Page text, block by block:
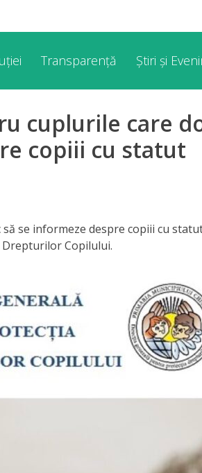
Transparență Știri și
cuplurile care
copiii cu statut
se informeze despre copiii cu
Copilului.